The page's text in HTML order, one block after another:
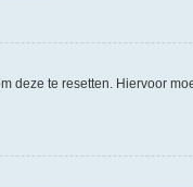
deze te resetten. Hiervoor